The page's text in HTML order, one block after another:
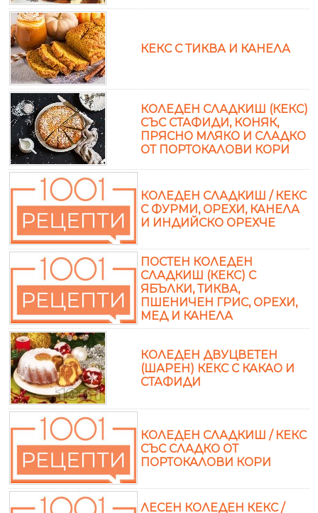
КЕКС С ТИКВА И КАНЕЛА
КОЛЕДЕН СЛАДКИШ (КЕКС)
СЪС СТАФИДИ, КОНЯК,
ПРЯСНО МЛЯКО И СЛАДКО
ОТ ПОРТОКАЛОВИ КОРИ
КОЛЕДЕН СЛАДКИШ / КЕКС
С ФУРМИ, ОРЕХИ, КАНЕЛА
И ИНДИЙСКО ОРЕХЧЕ
ПОСТЕН КОЛЕДЕН
СЛАДКИШ (КЕКС) С
ЯБЪЛКИ, ТИКВА,
ПШЕНИЧЕН ГРИС, ОРЕХИ,
МЕД И КАНЕЛА
КОЛЕДЕН ДВУЦВЕТЕН
(ШАРЕН) КЕКС С КАКАО И
СТАФИДИ
КОЛЕДЕН СЛАДКИШ / КЕКС
СЪС СЛАДКО ОТ
ПОРТОКАЛОВИ КОРИ
ЛЕСЕН КОЛЕДЕН КЕКС /